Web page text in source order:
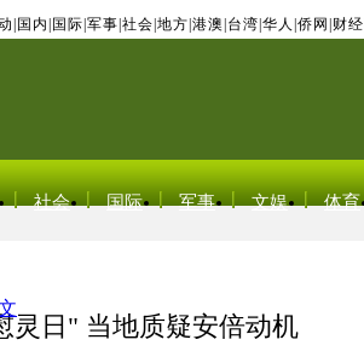
国内 国际 军事 社会 地方 港澳 台湾 华人 侨网 财经
社会 国际 军事 文娱 体育
灵日" 当地质疑安倍动机